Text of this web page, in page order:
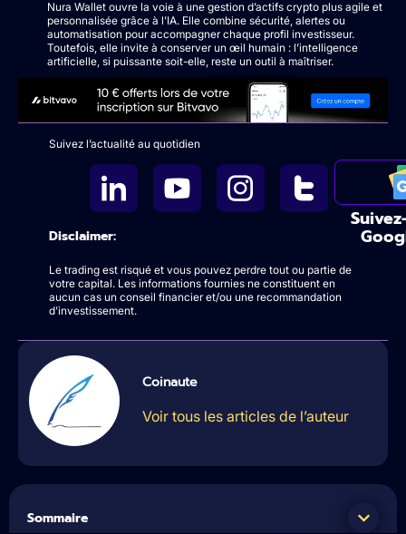
Nura Wallet ouvre la voie à une gestion d’actifs crypto plus agile et
personnalisée grâce à l’IA. Elle combine sécurité, alertes ou
automatisation pour accompagner chaque profil investisseur.
Toutefois, elle invite à conserver un œil humain : l’intelligence
artificielle, si puissante soit-elle, reste un outil à maîtriser.
Suivez l’actualité au quotidien
Disclaimer:
Le trading est risqué et vous pouvez perdre tout ou partie de
votre capital. Les informations fournies ne constituent en
aucun cas un conseil financier et/ou une recommandation
d’investissement.
Coinaute
Voir tous les articles de l’auteur
Sommaire